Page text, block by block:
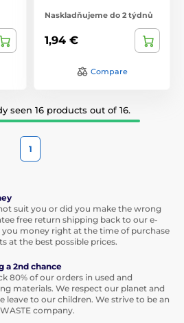
Naskladňujeme do 2 týdnů
1,94 €
Compare
seen 16 products out of 16.
1
suit you or did you make the wrong
free return shipping back to our e-
you money right at the time of purchase
at the best possible prices.
a 2nd chance
80% of our orders in used and
materials. We respect our planet and
leave to our children. We strive to be an
company.